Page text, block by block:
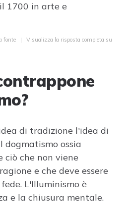
1700 in arte e
fonte | Visualizza la risposta completa su
di tradizione l'idea di
dogmatismo ossia
ciò che non viene
e che deve essere
L'Illuminismo è
e la chiusura mentale.